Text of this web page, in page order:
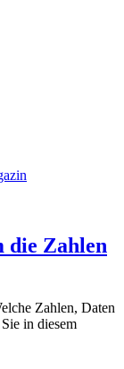
die Zahlen
Zahlen, Daten
in diesem